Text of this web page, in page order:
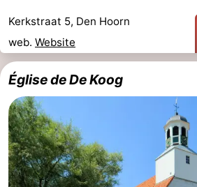
vue
Bosch
en
Zee
-
De
Vlijt
-
Hoeve
Holland
-
Land
en
Zeezicht
-
Strandhuys
-
Strandplevier
Campings
Kerkstraat 5, Den Hoorn
web. Website
Église de De Koog